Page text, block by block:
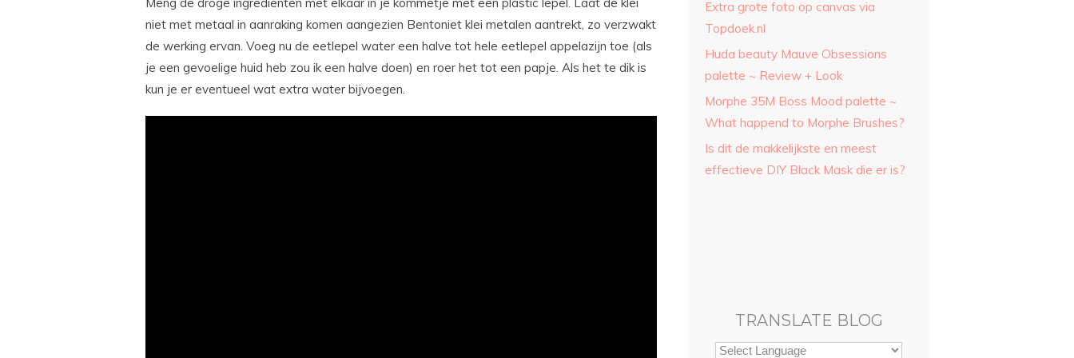
niet met metaal in aanraking komen aangezien Bentoniet klei metalen aantrekt, zo verzwakt
de werking ervan. Voeg nu de eetlepel water een halve tot hele eetlepel appelazijn toe (als
je een gevoelige huid heb zou ik een halve doen) en roer het tot een papje. Als het te dik is
kun je er eventueel wat extra water bijvoegen.
Extra grote foto op canvas via
Topdoek.nl
Huda beauty Mauve Obsessions
palette ~ Review + Look
Morphe 35M Boss Mood palette ~
What happend to Morphe Brushes?
Is dit de makkelijkste en meest
effectieve DIY Black Mask die er is?
TRANSLATE BLOG